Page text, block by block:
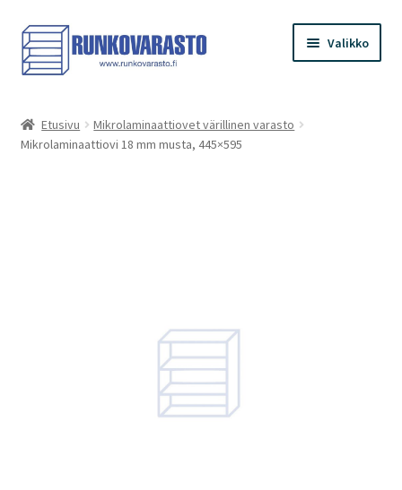
Siirry
navigointiin
Siirry
sisältöön
Valikko
Kauppa
Etusivu
Mikrolaminaattiovet värillinen varasto
Mikrolaminaattiovi 18 mm musta, 445×595